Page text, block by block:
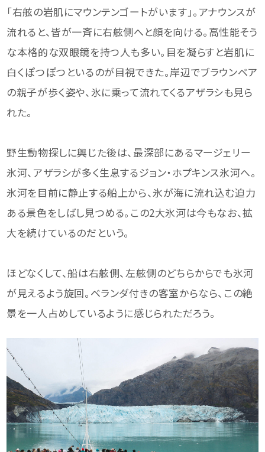
「右舷の岩肌にマウンテンゴートがいます」。アナウンスが
流れると、皆が一斉に右舷側へと顔を向ける。高性能そう
な本格的な双眼鏡を持つ人も多い。目を凝らすと岩肌に
白くぽつぽつといるのが目視できた。岸辺でブラウンベア
の親子が歩く姿や、氷に乗って流れてくるアザラシも見ら
れた。
野生動物探しに興じた後は、最深部にあるマージェリー
氷河、アザラシが多く生息するジョン・ホプキンス氷河へ。
氷河を目前に静止する船上から、氷が海に流れ込む迫力
ある景色をしばし見つめる。この2大氷河は今もなお、拡
大を続けているのだという。
ほどなくして、船は右舷側、左舷側のどちらからでも氷河
が見えるよう旋回。ベランダ付きの客室からなら、この絶
景を一人占めしているように感じられただろう。